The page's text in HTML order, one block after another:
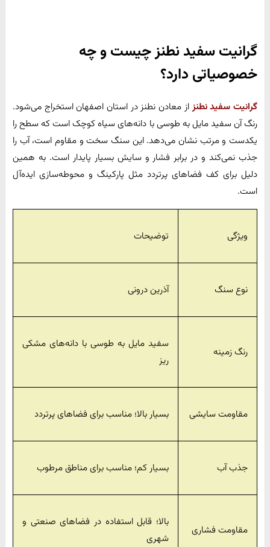
گرانیت سفید نطنز چیست و چه
خصوصیاتی دارد؟
گرانیت سفید نطنز از معادن نطنز در استان اصفهان استخراج می‌شود.
رنگ آن سفید مایل به طوسی با دانه‌های سیاه کوچک است که سطح را
یکدست و مرتب نشان می‌دهد. این سنگ سخت و مقاوم است، آب را
جذب نمی‌کند و در برابر فشار و سایش بسیار پایدار است. به همین
دلیل برای کف فضاهای پرتردد مثل پارکینگ و محوطه‌سازی ایده‌آل
است.
ویژگی‌ توضیحات
نوع سنگ آذرین درونی
رنگ زمینه
سفید مایل به طوسی با دانه‌های مشکی
ریز
مقاومت سایشی بسیار بالا؛ مناسب برای فضاهای پرتردد
جذب آب بسیار کم؛ مناسب برای مناطق مرطوب
مقاومت فشاری
بالا؛ قابل استفاده در فضاهای صنعتی و
شهری